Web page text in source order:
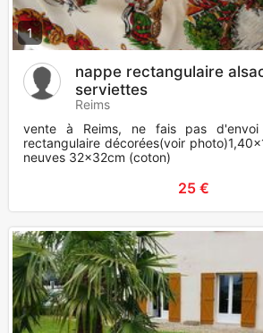
1
nappe rectangulaire
serviettes
Reims
vente à Reims, ne fais pas d'envoi
rectangulaire décorées(voir
neuves 32x32cm (coton)
25 €